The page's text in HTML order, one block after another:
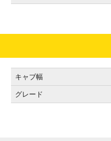
キャブ幅
グレード